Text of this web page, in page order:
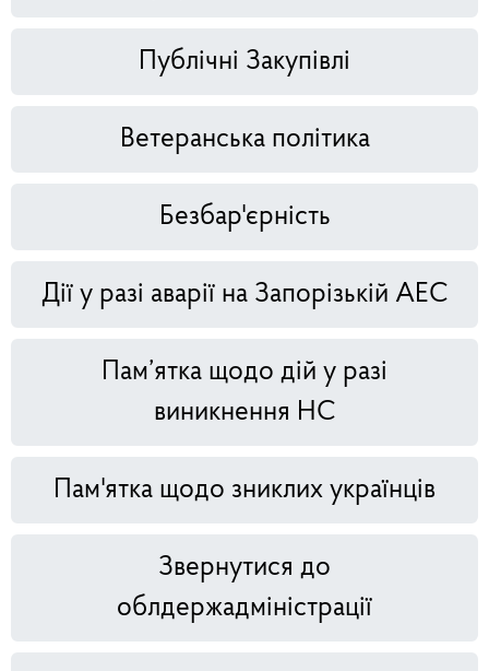
Публічні Закупівлі
Ветеранська політика
Безбар'єрність
Дії у разі аварії на Запорізькій АЕС
Пам’ятка щодо дій у разі
виникнення НС
Пам'ятка щодо зниклих українців
Звернутися до
облдержадміністрації